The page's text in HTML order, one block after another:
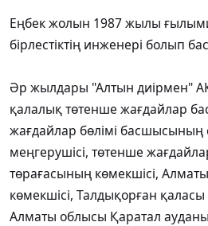
Еңбек жолын 1987 жылы ғылыми-
бірлестіктің инженері болып
Әр жылдары "Алтын диірмен"
қалалық төтенше жағдайлар
жағдайлар бөлімі басшысының
меңгерушісі, төтенше жағдайлар
төрағасының көмекшісі,
көмекшісі, Талдықорған
Алматы облысы Қаратал